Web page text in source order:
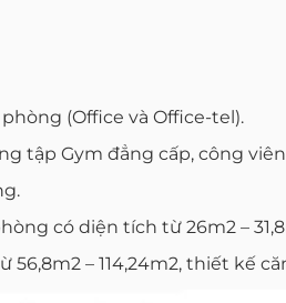
(Office và Office-tel).
tập Gym đẳng cấp, công
có diện tích từ 26m2 –
56,8m2 – 114,24m2, thiết kế